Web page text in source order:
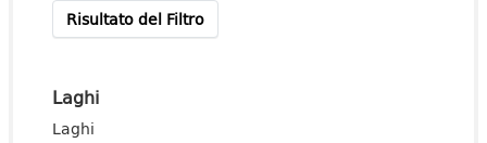
Risultato del Filtro
Laghi
Laghi